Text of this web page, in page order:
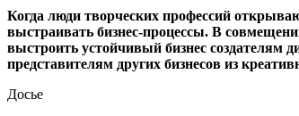
Когда люди творческих профессий
выстраивать бизнес-процессы. В
выстроить устойчивый бизнес создателям
представителям других бизнесов из
Досье